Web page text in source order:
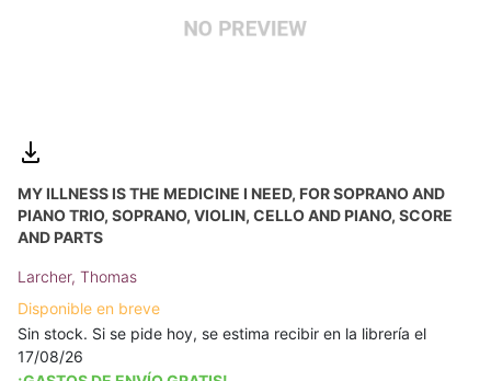
MY ILLNESS IS THE MEDICINE I NEED, FOR SOPRANO AND
PIANO TRIO, SOPRANO, VIOLIN, CELLO AND PIANO, SCORE
AND PARTS
Larcher, Thomas
Disponible en breve
Sin stock. Si se pide hoy, se estima recibir en la librería el
17/08/26